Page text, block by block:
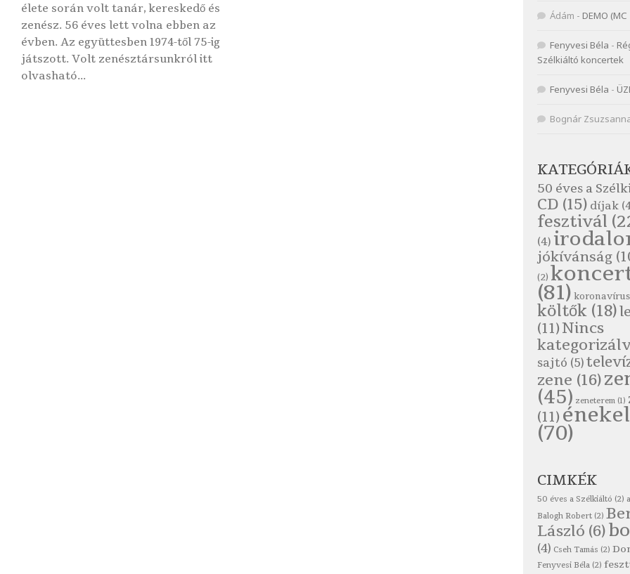
élete során volt tanár, kereskedő és
zenész. 56 éves lett volna ebben az
évben. Az együttesben 1974-től 75-ig
játszott. Volt zenésztársunkról itt
olvasható...
Ádám - DEMO
Fenyvesi Béla -
Szélkiáltó koncertek
Fenyvesi Béla -
Bognár
50 éves a
CD (15) díjak
fesztivál
(4)
jókívánság
(2)
(81) koronavírus
költők (18)
(11)Nincs
sajtó (5)
zene (16)
(45) zeneterem (1)
(11)
(70)
CIMKÉK
50 éves a Szélkiáltó (2)
Balogh Robert (2)
László (6)
(4) Cseh Tamás (2)
Fenyvesi Béla (2)